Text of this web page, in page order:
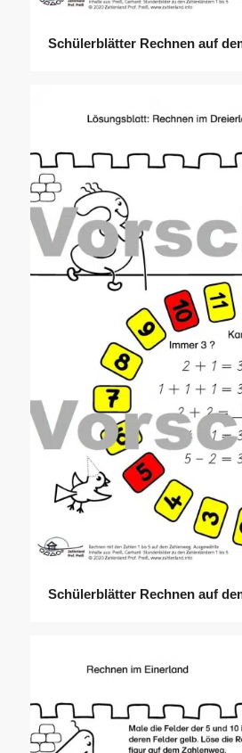
Schülerblätter Rechnen auf
Schülerblätter Rechnen auf